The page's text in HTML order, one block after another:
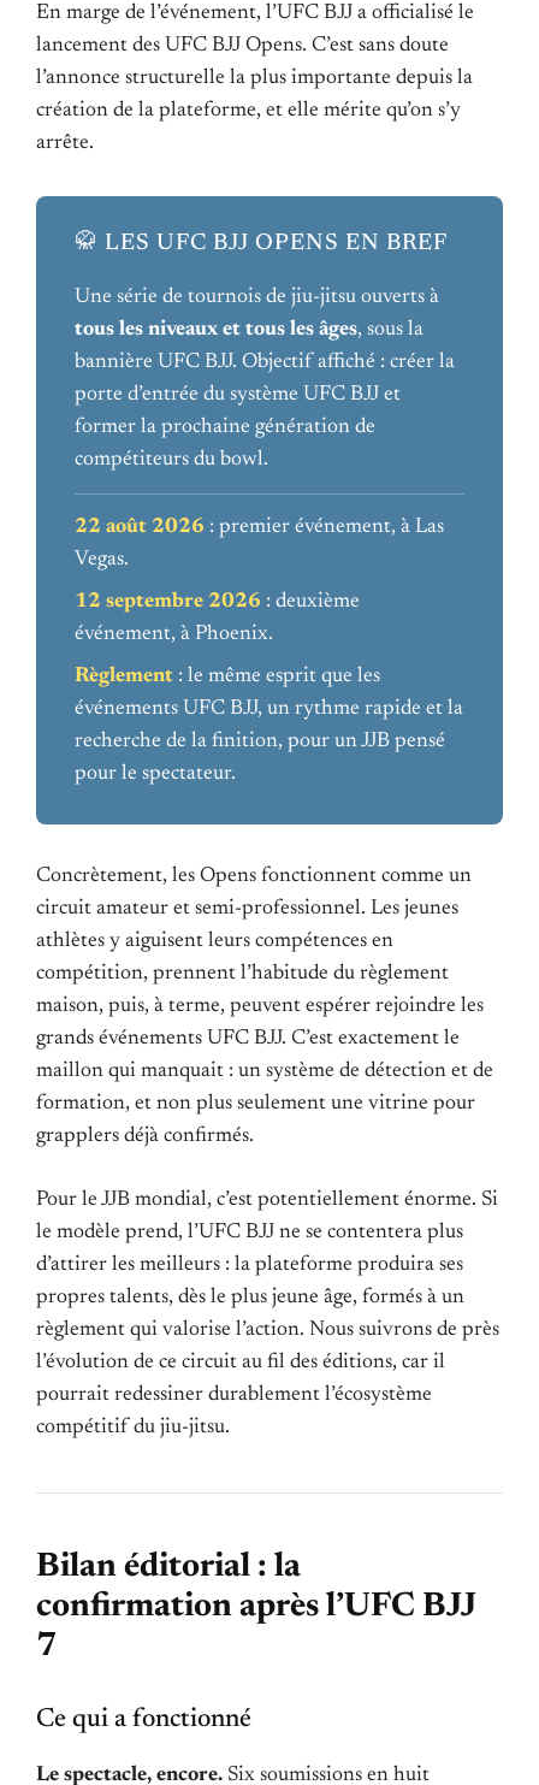
En marge de l’événement, l’UFC BJJ a officialisé le
lancement des UFC BJJ Opens. C’est sans doute
l’annonce structurelle la plus importante depuis la
création de la plateforme, et elle mérite qu’on s’y
arrête.
🥋 LES UFC BJJ OPENS EN BREF
Une série de tournois de jiu-jitsu ouverts à
tous les niveaux et tous les âges, sous la
bannière UFC BJJ. Objectif affiché : créer la
porte d’entrée du système UFC BJJ et
former la prochaine génération de
compétiteurs du bowl.
22 août 2026 : premier événement, à Las
Vegas.
12 septembre 2026 : deuxième
événement, à Phoenix.
Règlement : le même esprit que les
événements UFC BJJ, un rythme rapide et la
recherche de la finition, pour un JJB pensé
pour le spectateur.
Concrètement, les Opens fonctionnent comme un
circuit amateur et semi-professionnel. Les jeunes
athlètes y aiguisent leurs compétences en
compétition, prennent l’habitude du règlement
maison, puis, à terme, peuvent espérer rejoindre les
grands événements UFC BJJ. C’est exactement le
maillon qui manquait : un système de détection et de
formation, et non plus seulement une vitrine pour
grapplers déjà confirmés.
Pour le JJB mondial, c’est potentiellement énorme. Si
le modèle prend, l’UFC BJJ ne se contentera plus
d’attirer les meilleurs : la plateforme produira ses
propres talents, dès le plus jeune âge, formés à un
règlement qui valorise l’action. Nous suivrons de près
l’évolution de ce circuit au fil des éditions, car il
pourrait redessiner durablement l’écosystème
compétitif du jiu-jitsu.
Bilan éditorial : la
confirmation après l’UFC BJJ
7
Ce qui a fonctionné
Le spectacle, encore. Six soumissions en huit